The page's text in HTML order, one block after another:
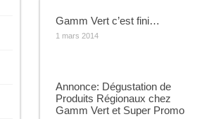
Gamm Vert c’est fini…
1 mars 2014
Annonce: Dégustation de
Produits Régionaux chez
Gamm Vert et Super Promo